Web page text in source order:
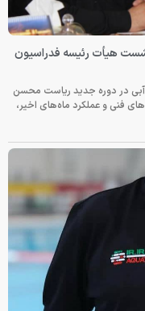
هیأت رئیسه فدراسیون
در دوره جدید ریاست محسن
فنی و عملکرد ماه‌های اخیر،